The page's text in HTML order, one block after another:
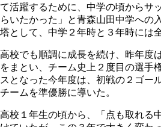
て活躍するために、中学の頃からサ
らいたかった」と青森山田中学への
塔として、中学２年時と３年時には
高校でも順調に成長を続け、昨年度
をまとい、チーム史上２度目の選手
スとなった今年度は、初戦の２ゴー
チームを準優勝に導いた。
高校１年生の頃から、「点も取れる